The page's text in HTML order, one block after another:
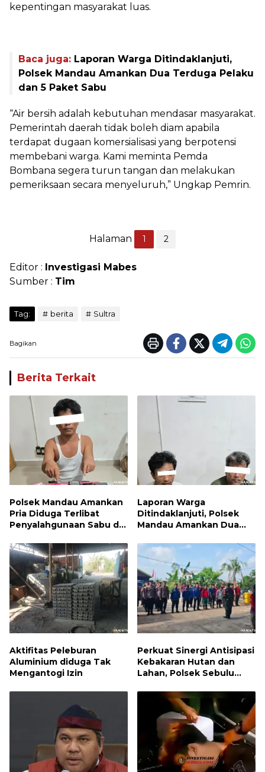
kepentingan masyarakat luas.
Baca juga: Laporan Warga Ditindaklanjuti,
Polsek Mandau Amankan Dua Terduga Pelaku
dan 5 Paket Sabu
‎“Air bersih adalah kebutuhan mendasar masyarakat.
Pemerintah daerah tidak boleh diam apabila
terdapat dugaan komersialisasi yang berpotensi
membebani warga. Kami meminta Pemda
Bombana segera turun tangan dan melakukan
pemeriksaan secara menyeluruh,” Ungkap Pemrin.
Halaman 1 2
Editor : Investigasi Mabes
Sumber : Tim
Tag: berita Sultra
Bagikan
Berita Terkait
Polsek Mandau Amankan
Pria Diduga Terlibat
Penyalahgunaan Sabu di
Laporan Warga
Ditindaklanjuti, Polsek
Mandau Amankan Dua
Paket Sabu
Aktifitas Peleburan
Aluminium diduga Tak
Mengantogi Izin
Perkuat Sinergi Antisipasi
Kebakaran Hutan dan
Lahan, Polsek Sebulu
Kesiapsiagaan Karhutla